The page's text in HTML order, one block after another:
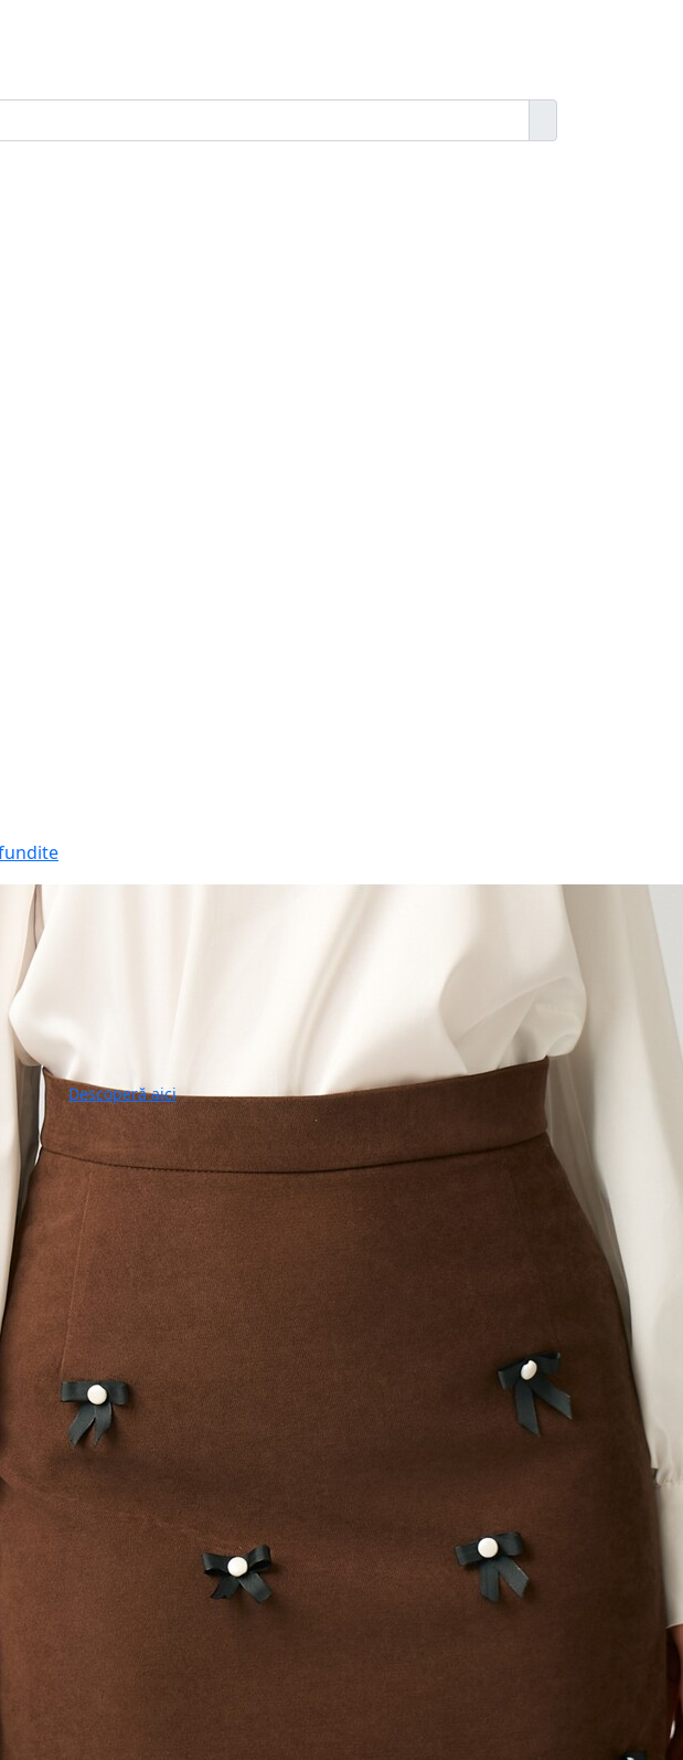
Fusta DY Fashion scurta
din jerse maro cu
fundite
Descoperă aici
Fusta scurta din jerse accesorizata cu fundite aplicate. Are
talie inalta si croi tip A.&nbsp; &nbsp; Fusta scurta Talie
inalta Croi tip A Fara captuseala Se inchide cu fermoar la
spate Material: Jers...